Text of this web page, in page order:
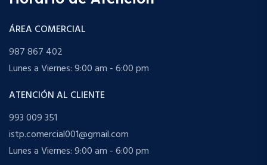
ÁREA COMERCIAL
987 867 402
Lunes a Viernes: 9:00 am - 6:00 pm
ATENCIÓN AL CLIENTE
993 009 351
istp.comercial001@gmail.com
Lunes a Viernes: 9:00 am - 6:00 pm